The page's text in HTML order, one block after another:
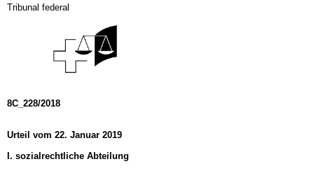
Tribunal federal
8C_228/2018
Urteil vom 22. Januar 2019
I. sozialrechtliche Abteilung